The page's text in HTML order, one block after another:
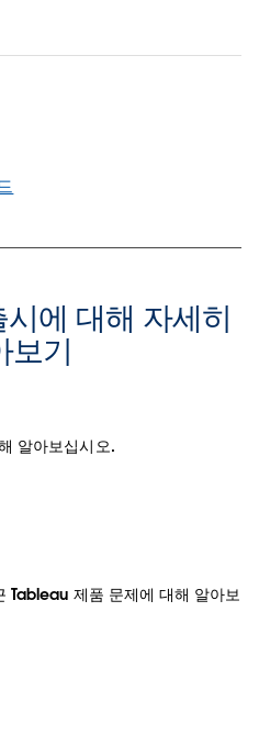
에 대해 자세히
보기
알아보십시오.
Tableau 제품 문제에 대해 알아보